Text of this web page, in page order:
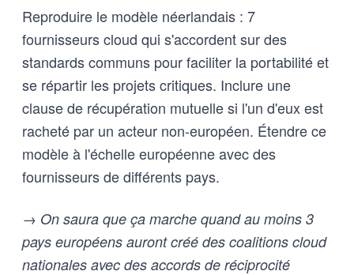
Reproduire le modèle néerlandais : 7
fournisseurs cloud qui s'accordent sur des
standards communs pour faciliter la portabilité et
se répartir les projets critiques. Inclure une
clause de récupération mutuelle si l'un d'eux est
racheté par un acteur non-européen. Étendre ce
modèle à l'échelle européenne avec des
fournisseurs de différents pays.
→ On saura que ça marche quand au moins 3
pays européens auront créé des coalitions cloud
nationales avec des accords de réciprocité